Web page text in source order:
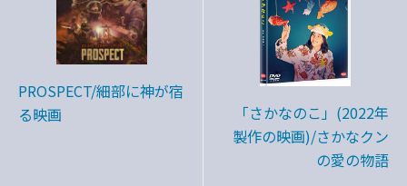
PROSPECT/細部に神が宿
る映画
「さかなのこ」(2022年
製作の映画)/さかなクン
の愛の物語